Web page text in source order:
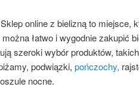
online z bielizną to miejsce,
łatwo i wygodnie zakupić
szeroki wybór produktów,
podwiązki, pończochy,
nocne.